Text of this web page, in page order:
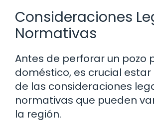
Consideraciones
Normativas
Antes de perforar un pozo
doméstico, es crucial
de las consideraciones
normativas que pueden
la región.